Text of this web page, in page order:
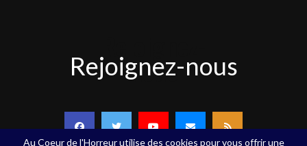
nous
Rejoignez-nous
Au Coeur de l'Horreur utilise des cookies pour vous offrir une